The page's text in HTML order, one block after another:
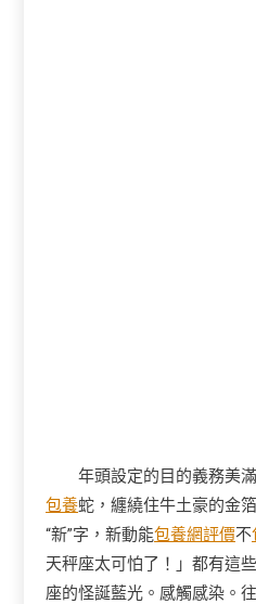
年頭設定的目的義務美
包養蛇，纏繞住牛土豪的金
“新”字，新動能包養網評價不
天秤座太可怕了！」都有這
座的怪誕藍光。感觸感染。